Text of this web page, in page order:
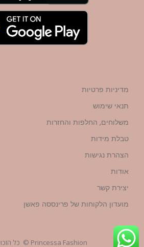
מדיניות פרטיות
תנאי שימוש
משלוחים, החלפות והחזרות
טבלת מידות
הצהרת נגישות
אודות
יצירת קשר
מועדון הלקוחות של פרינססה פאשן